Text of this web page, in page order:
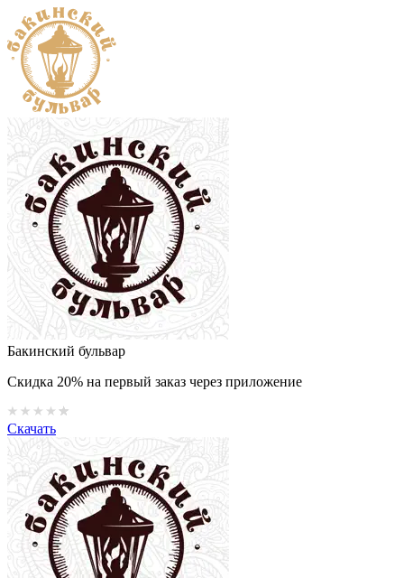
Бакинский бульвар
Скидка 20% на первый заказ через приложение
Скачать